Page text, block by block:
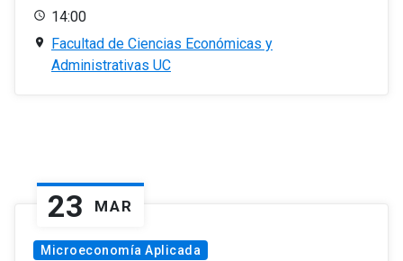
14:00
Facultad de Ciencias Económicas y
Administrativas UC
23 MAR
Microeconomía Aplicada